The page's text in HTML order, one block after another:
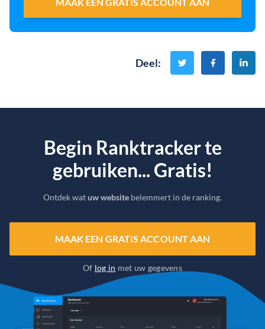
Deel:
Begin Ranktracker te
gebruiken... Gratis!
Ontdek watuw website belemmert in de ranking.
MAAK EEN GRATIS ACCOUNT AAN
Of log in met uw gegevens